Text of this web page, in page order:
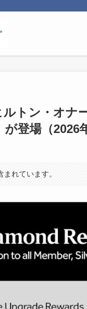
ルトン・オ
が登場（2026
れています。